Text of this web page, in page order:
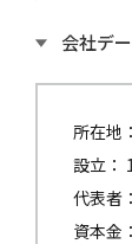
会社デ
所在地
設立：
代表者
資本金